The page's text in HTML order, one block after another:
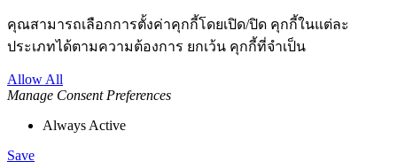
คุณสามารถเลือกการตั้งค่าคุกกี้โดยเปิด/ปิด คุกกี้ในแต่ละ
ประเภทได้ตามความต้องการ ยกเว้น คุกกี้ที่จำเป็น
Allow All
Manage Consent Preferences
Always Active
Save